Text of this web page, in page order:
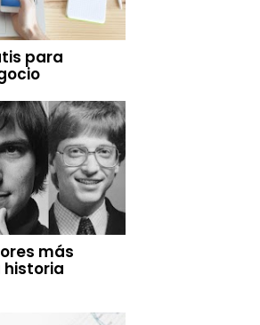
para
más